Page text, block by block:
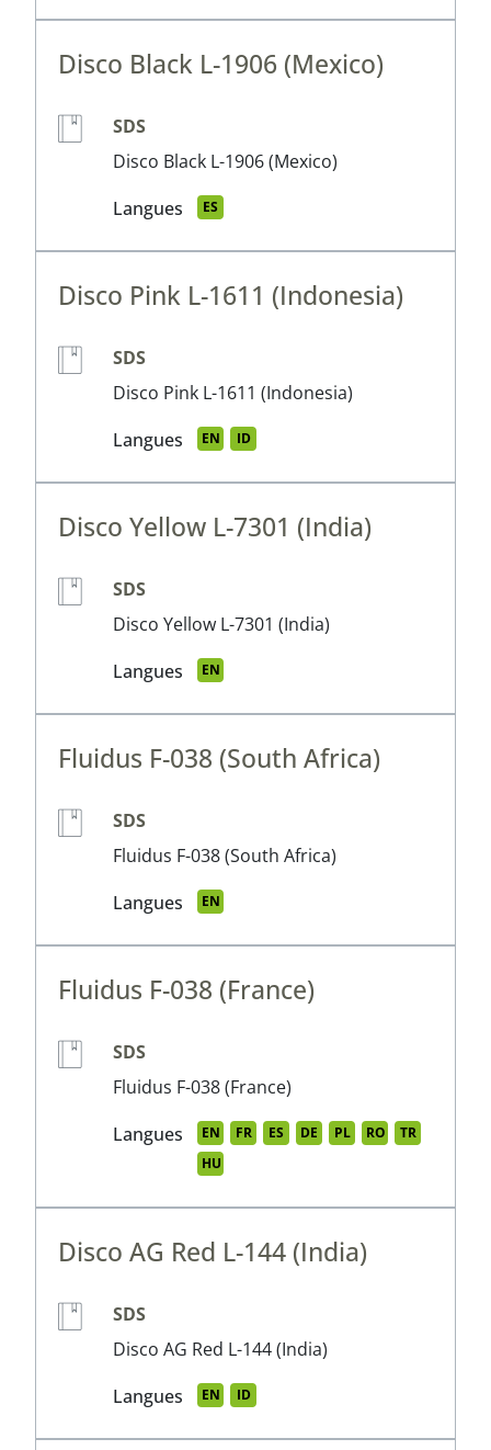
Disco Black L-1906 (Mexico)
SDS
Disco Black L-1906 (Mexico)
Langues
ES
Disco Pink L-1611 (Indonesia)
SDS
Disco Pink L-1611 (Indonesia)
Langues
EN ID
Disco Yellow L-7301 (India)
SDS
Disco Yellow L-7301 (India)
Langues
EN
Fluidus F-038 (South Africa)
SDS
Fluidus F-038 (South Africa)
Langues
EN
Fluidus F-038 (France)
SDS
Fluidus F-038 (France)
Langues
EN FR ES DE PL RO
TR
HU
Disco AG Red L-144 (India)
SDS
Disco AG Red L-144 (India)
Langues
EN ID